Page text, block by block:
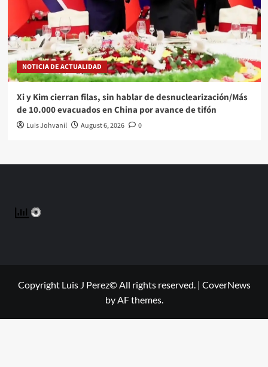
NOTICIA DE ACTUALIDAD
Xi y Kim cierran filas, sin hablar de desnuclearización/Más
de 10.000 evacuados en China por avance de tifón
Luis Johvanil August 6, 2026 0
Copyright Luis J Perez© All rights reserved. | CoverNews
by AF themes.